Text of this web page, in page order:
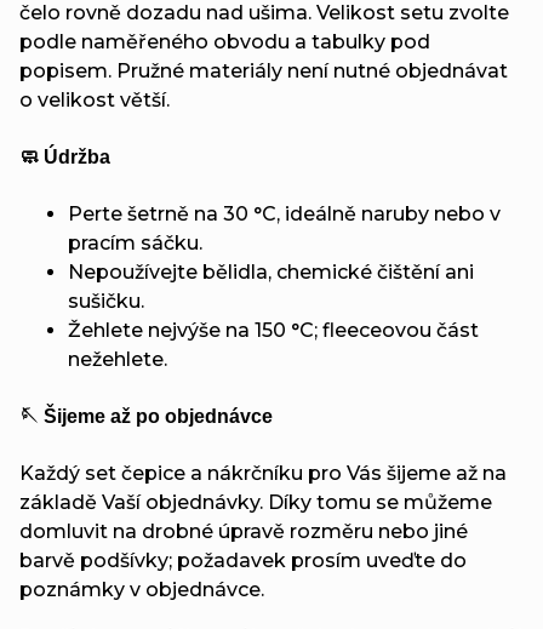
čelo rovně dozadu nad ušima. Velikost setu zvolte
podle naměřeného obvodu a tabulky pod
popisem. Pružné materiály není nutné objednávat
o velikost větší.
🧼 Údržba
Perte šetrně na 30 °C, ideálně naruby nebo v
pracím sáčku.
Nepoužívejte bělidla, chemické čištění ani
sušičku.
Žehlete nejvýše na 150 °C; fleeceovou část
nežehlete.
🪡 Šijeme až po objednávce
Každý set čepice a nákrčníku pro Vás šijeme až na
základě Vaší objednávky. Díky tomu se můžeme
domluvit na drobné úpravě rozměru nebo jiné
barvě podšívky; požadavek prosím uveďte do
poznámky v objednávce.